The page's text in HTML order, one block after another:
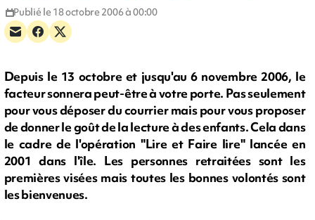
Publié le 18 octobre 2006 à 00:00
Depuis le 13 octobre et jusqu'au 6 novembre 2006, le
facteur sonnera peut-être à votre porte. Pas seulement
pour vous déposer du courrier mais pour vous proposer
de donner le goût de la lecture à des enfants. Cela dans
le cadre de l'opération "Lire et Faire lire" lancée en
2001 dans l'île. Les personnes retraitées sont les
premières visées mais toutes les bonnes volontés sont
les bienvenues.